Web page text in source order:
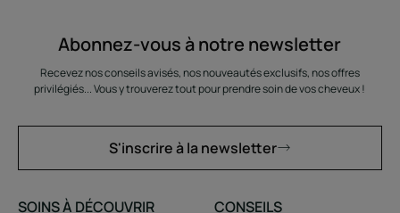
Abonnez-vous à notre newsletter
Recevez nos conseils avisés, nos nouveautés exclusifs, nos offres
privilégiés... Vous y trouverez tout pour prendre soin de vos cheveux !
S'inscrire à la newsletter
SOINS À DÉCOUVRIR
CONSEILS